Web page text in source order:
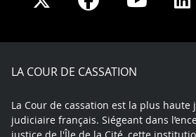
X
Facebook
LA COUR DE CASSATION
La Cour de cassation est la plus haute
judiciaire français. Siégeant dans